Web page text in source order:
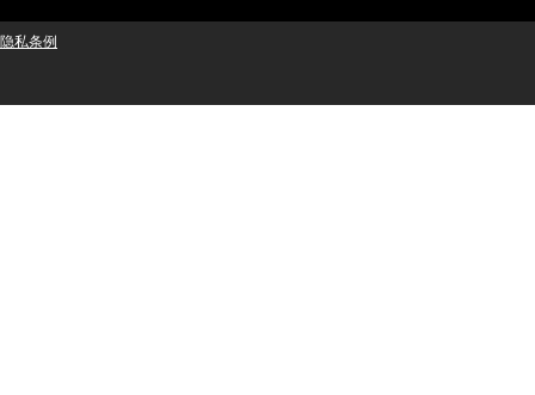
隐私条例